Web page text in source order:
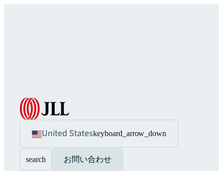
United Stateskeyboard_arrow_down
search お問い合わせ